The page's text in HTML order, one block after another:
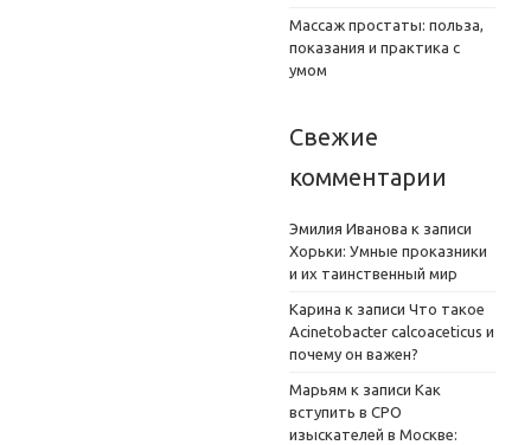
Массаж простаты: польза,
показания и практика с
умом
Свежие
комментарии
Эмилия Иванова к записи
Хорьки: Умные проказники
и их таинственный мир
Карина к записи Что такое
Acinetobacter calcoaceticus и
почему он важен?
Марьям к записи Как
вступить в СРО
изыскателей в Москве: